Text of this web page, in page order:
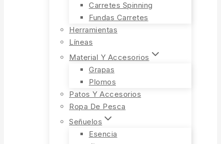
Carretes Spinning
Fundas Carretes
Herramientas
Líneas
Material Y Accesorios
Grapas
Plomos
Patos Y Accesorios
Ropa De Pesca
Señuelos
Esencia